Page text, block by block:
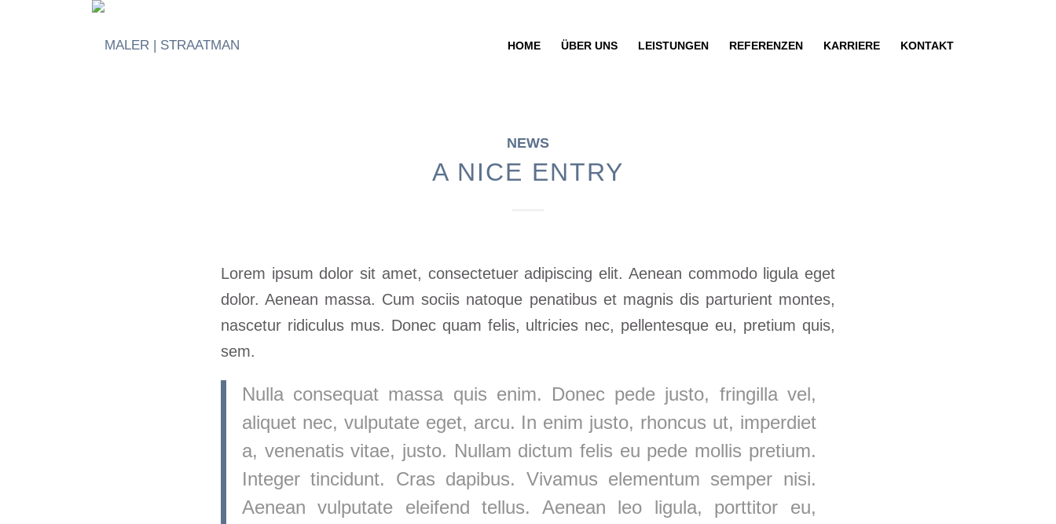
HOME ÜBER UNS LEISTUNGEN REFERENZEN KARRIERE KONTAKT
NEWS
A NICE ENTRY
Lorem ipsum dolor sit amet, consectetuer adipiscing elit. Aenean commodo ligula eget
dolor. Aenean massa. Cum sociis natoque penatibus et magnis dis parturient montes,
nascetur ridiculus mus. Donec quam felis, ultricies nec, pellentesque eu, pretium quis,
sem.
Nulla consequat massa quis enim. Donec pede justo, fringilla vel,
aliquet nec, vulputate eget, arcu. In enim justo, rhoncus ut, imperdiet
a, venenatis vitae, justo. Nullam dictum felis eu pede mollis pretium.
Integer tincidunt. Cras dapibus. Vivamus elementum semper nisi.
Aenean vulputate eleifend tellus. Aenean leo ligula, porttitor eu,